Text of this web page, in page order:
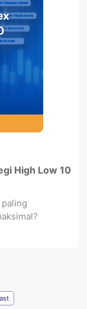
High Low 10